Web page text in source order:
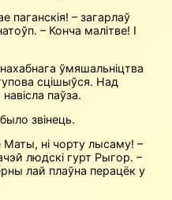
паганскія! – загарлаў
– Конча малітве! І
ўмяшальніцтва
сцішыўся. Над
паўза.
звінець.
ні чорту лысаму! –
людскі гурт Рыгор. –
лай плаўна перацёк у